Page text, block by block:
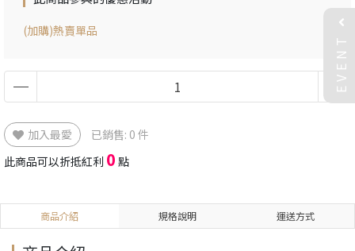
(加購)熱賣單品
加入最愛
已銷售: 0 件
此商品可以折抵紅利 0 點
商品介紹 規格說明 運送方式
EVENT